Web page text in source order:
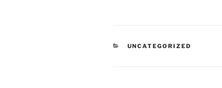
KATEGORIEN
UNCATEGORIZED